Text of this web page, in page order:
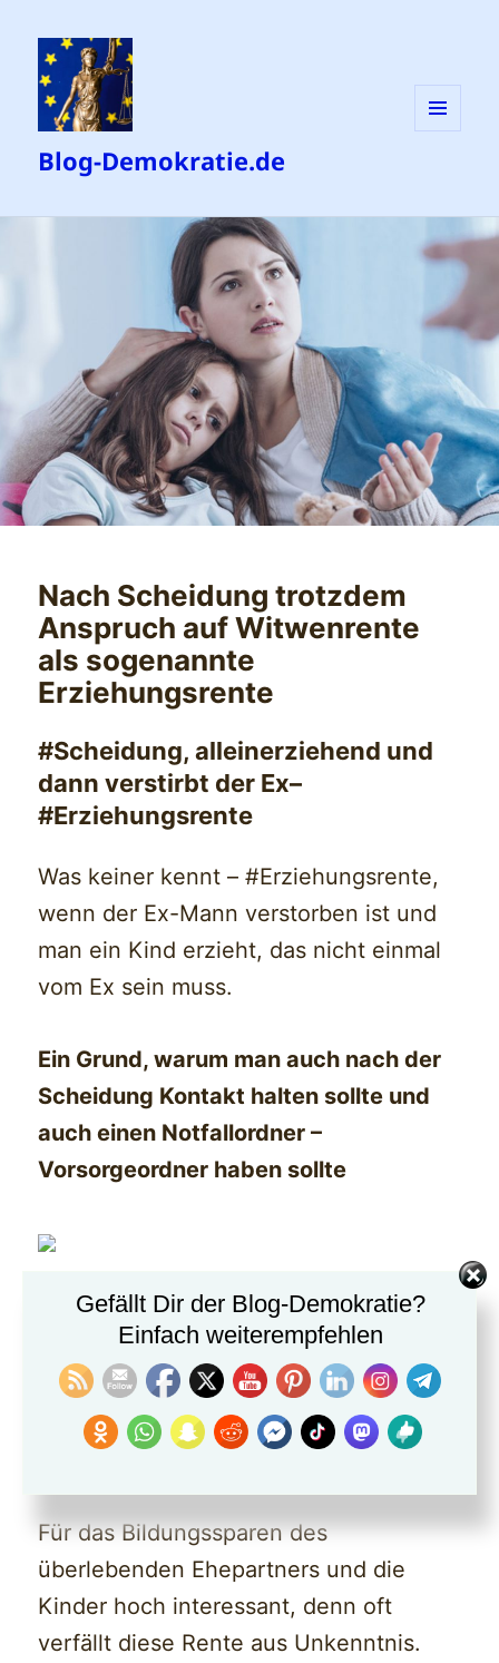
Blog-Demokratie.de
Nach Scheidung trotzdem
Anspruch auf Witwenrente
als sogenannte
Erziehungsrente
#Scheidung, alleinerziehend und
dann verstirbt der Ex–
#Erziehungsrente
Was keiner kennt – #Erziehungsrente,
wenn der Ex-Mann verstorben ist und
man ein Kind erzieht, das nicht einmal
vom Ex sein muss.
Ein Grund, warum man auch nach der
Scheidung Kontakt halten sollte und
auch einen Notfallordner –
Vorsorgeordner haben sollte
www.notfallordner-Vorsorgeordner.de
Ja auch dafür gibt es eine Rente.Und
dies steht in §47, 243a, 307 Abs.4 SGB
Für das Bildungssparen des
überlebenden Ehepartners und die
Kinder hoch interessant, denn oft
verfällt diese Rente aus Unkenntnis.
Gefällt Dir der Blog-Demokratie?
Einfach weiterempfehlen